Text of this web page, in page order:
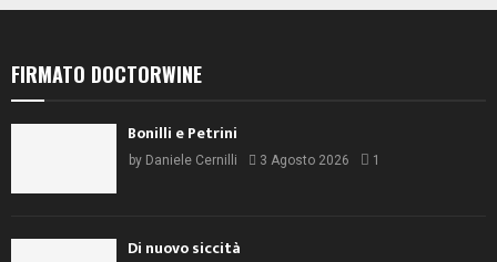
FIRMATO DOCTORWINE
Bonilli e Petrini
by Daniele Cernilli 3 Agosto 2026 1
Di nuovo siccità